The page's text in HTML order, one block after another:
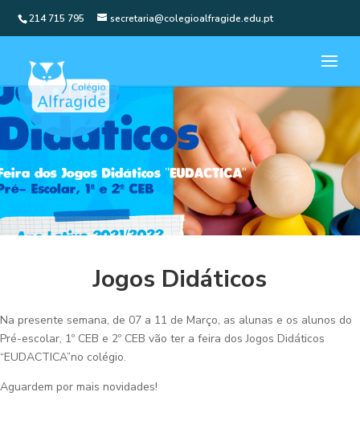
214 715 795 secretaria@colegioalfragide.edu.pt
Jogos Didáticos
Na presente semana, de 07 a 11 de Março, as alunas e os alunos do
Pré-escolar, 1º CEB e 2º CEB vão ter a feira dos Jogos Didáticos
“EUDACTICA”no colégio.
Aguardem por mais novidades!